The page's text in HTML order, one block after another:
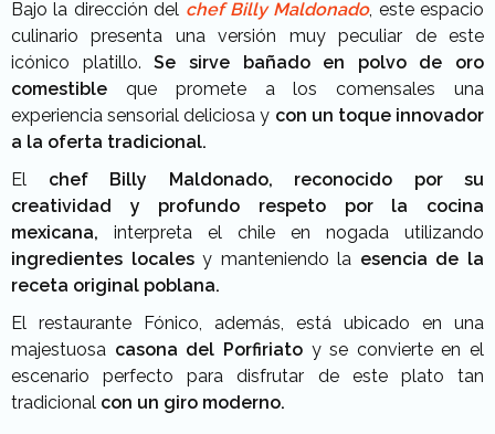
Bajo la dirección del chef Billy Maldonado, este espacio
culinario presenta una versión muy peculiar de este
icónico platillo.Se sirve bañado en polvo de oro
comestible que promete a los comensales una
experiencia sensorial deliciosa y con un toque innovador
a la oferta tradicional.
El chef Billy Maldonado, reconocido por su
creatividad y profundo respeto por la cocina
mexicana, interpreta el chile en nogada utilizando
ingredientes localesy manteniendo la esencia de la
receta original poblana.
El restaurante Fónico, además, está ubicado en una
majestuosa casona del Porfiriatoy se convierte en el
escenario perfecto para disfrutar de este plato tan
tradicional con un giro moderno.